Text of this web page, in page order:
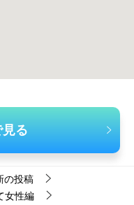
る
の投稿
女性編